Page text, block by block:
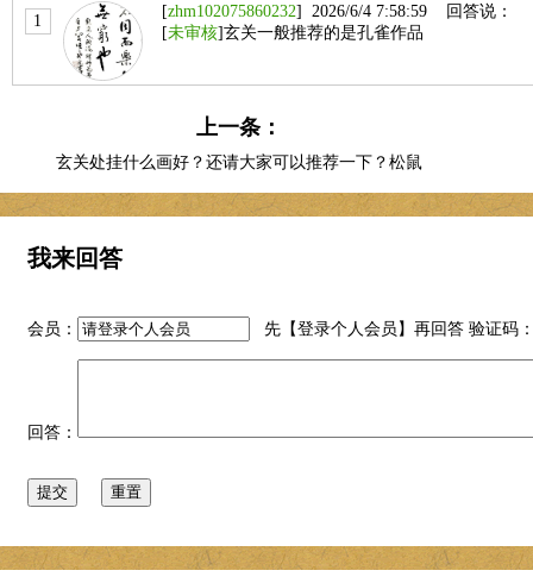
1
[zhm102075860232] 2026/6/4 7:58:59 回答说：
[未审核]玄关一般推荐的是孔雀作品
上一条：
玄关处挂什么画好？还请大家可以推荐一下？松鼠
图适合么？
我来回答
会员： 先【登录个人会员 】再回答 验证码
回答：